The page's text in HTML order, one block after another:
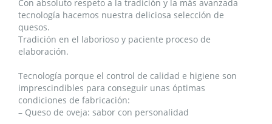
Con absoluto respeto a la tradición y la más avanzada
tecnología hacemos nuestra deliciosa selección de
quesos.
Tradición en el laborioso y paciente proceso de
elaboración.
Tecnología porque el control de calidad e higiene son
imprescindibles para conseguir unas óptimas
condiciones de fabricación:
– Queso de oveja: sabor con personalidad